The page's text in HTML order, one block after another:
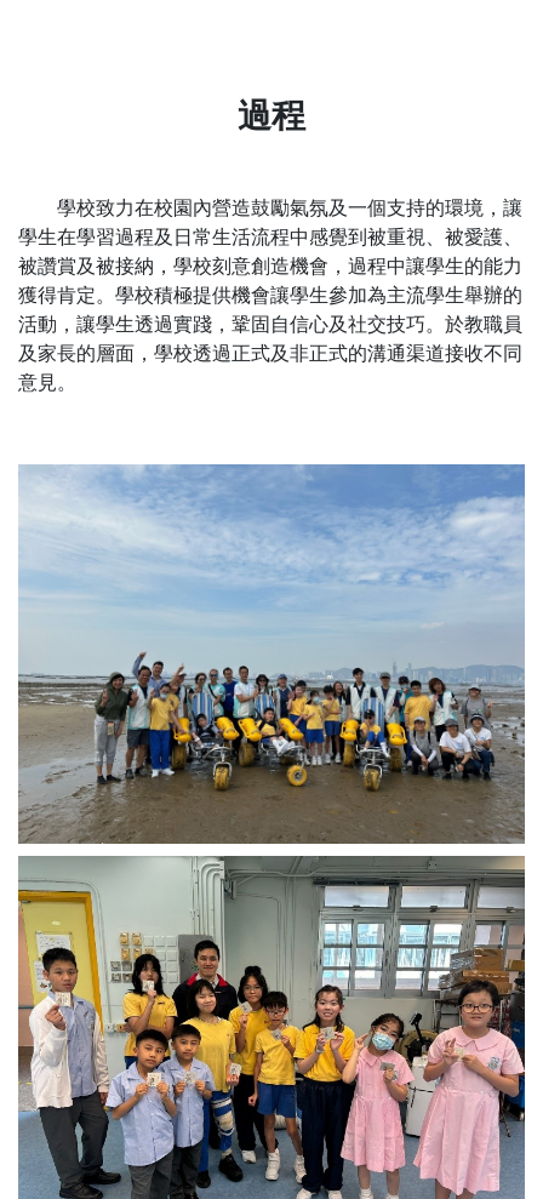
過程
學校致力在校園內營造鼓勵氣氛及一個支持的環境，讓
學生在學習過程及日常生活流程中感覺到被重視、被愛護、
被讚賞及被接納，學校刻意創造機會，過程中讓學生的能力
獲得肯定。學校積極提供機會讓學生參加為主流學生舉辦的
活動，讓學生透過實踐，鞏固自信心及社交技巧。於教職員
及家長的層面，學校透過正式及非正式的溝通渠道接收不同
意見。